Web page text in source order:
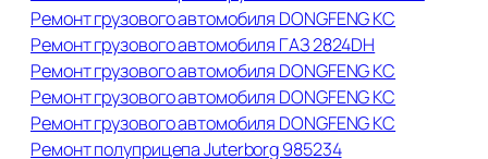
Ремонт грузового автомобиля DONGFENG KC
Ремонт грузового автомобиля ГАЗ 2824DH
Ремонт грузового автомобиля DONGFENG KC
Ремонт грузового автомобиля DONGFENG KC
Ремонт грузового автомобиля DONGFENG KC
Ремонт полуприцепа Juterborg 985234